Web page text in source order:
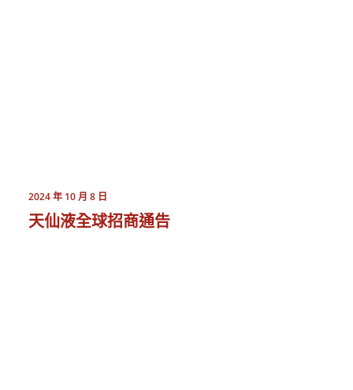
2024 年 10 月 8 日
天仙液全球招商通告